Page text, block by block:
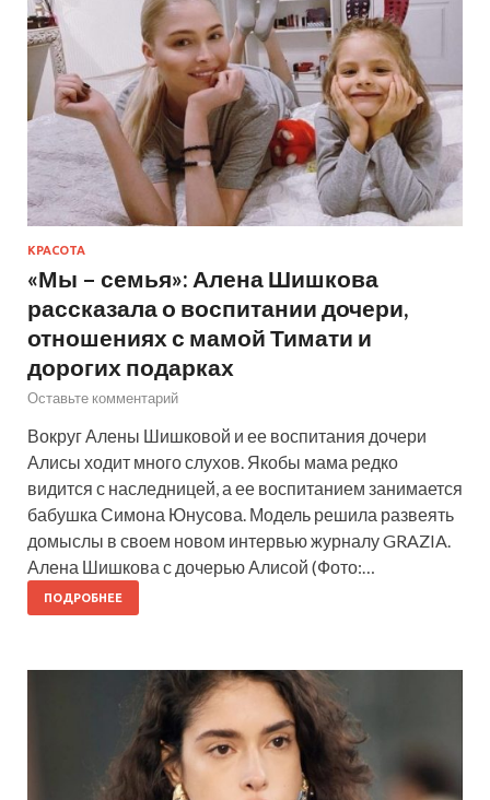
КРАСОТА
«Мы – семья»: Алена Шишкова
рассказала о воспитании дочери,
отношениях с мамой Тимати и
дорогих подарках
Оставьте комментарий
Вокруг Алены Шишковой и ее воспитания дочери
Алисы ходит много слухов. Якобы мама редко
видится с наследницей, а ее воспитанием занимается
бабушка Симона Юнусова. Модель решила развеять
домыслы в своем новом интервью журналу GRAZIA.
Алена Шишкова с дочерью Алисой (Фото:…
ПОДРОБНЕЕ